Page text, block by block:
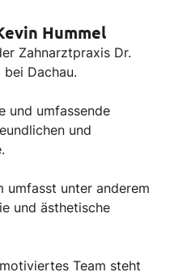
Hummel
Zahnarztpraxis Dr.
bei Dachau.
und umfassende
und
umfasst unter anderem
und ästhetische
Team steht